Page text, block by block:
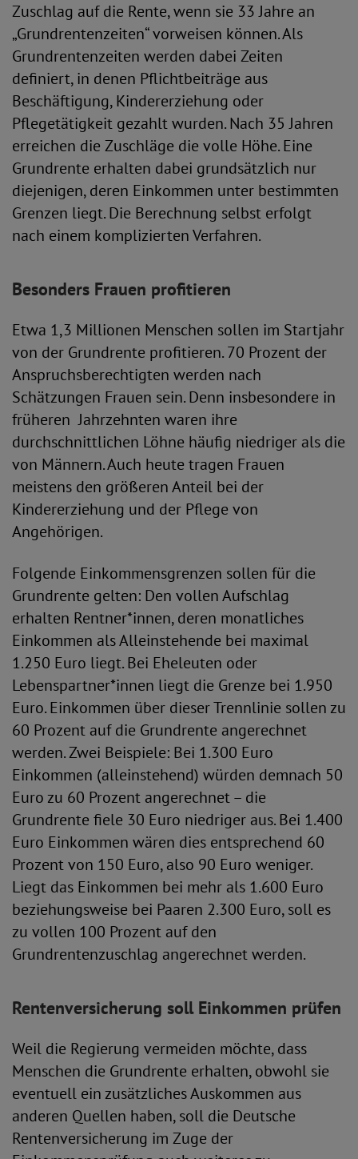
Zuschlag auf die Rente, wenn sie 33 Jahre an
„Grundrentenzeiten“ vorweisen können. Als
Grundrentenzeiten werden dabei Zeiten
definiert, in denen Pflichtbeiträge aus
Beschäftigung, Kindererziehung oder
Pflegetätigkeit gezahlt wurden. Nach 35 Jahren
erreichen die Zuschläge die volle Höhe. Eine
Grundrente erhalten dabei grundsätzlich nur
diejenigen, deren Einkommen unter bestimmten
Grenzen liegt. Die Berechnung selbst erfolgt
nach einem komplizierten Verfahren.
Besonders Frauen profitieren
Etwa 1,3 Millionen Menschen sollen im Startjahr
von der Grundrente profitieren. 70 Prozent der
Anspruchsberechtigten werden nach
Schätzungen Frauen sein. Denn insbesondere in
früheren Jahrzehnten waren ihre
durchschnittlichen Löhne häufig niedriger als die
von Männern. Auch heute tragen Frauen
meistens den größeren Anteil bei der
Kindererziehung und der Pflege von
Angehörigen.
Folgende Einkommensgrenzen sollen für die
Grundrente gelten: Den vollen Aufschlag
erhalten Rentner*innen, deren monatliches
Einkommen als Alleinstehende bei maximal
1.250 Euro liegt. Bei Eheleuten oder
Lebenspartner*innen liegt die Grenze bei 1.950
Euro. Einkommen über dieser Trennlinie sollen zu
60 Prozent auf die Grundrente angerechnet
werden. Zwei Beispiele: Bei 1.300 Euro
Einkommen (alleinstehend) würden demnach 50
Euro zu 60 Prozent angerechnet – die
Grundrente fiele 30 Euro niedriger aus. Bei 1.400
Euro Einkommen wären dies entsprechend 60
Prozent von 150 Euro, also 90 Euro weniger.
Liegt das Einkommen bei mehr als 1.600 Euro
beziehungsweise bei Paaren 2.300 Euro, soll es
zu vollen 100 Prozent auf den
Grundrentenzuschlag angerechnet werden.
Rentenversicherung soll Einkommen prüfen
Weil die Regierung vermeiden möchte, dass
Menschen die Grundrente erhalten, obwohl sie
eventuell ein zusätzliches Auskommen aus
anderen Quellen haben, soll die Deutsche
Rentenversicherung im Zuge der